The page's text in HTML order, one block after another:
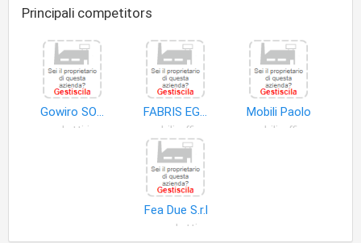
Principali competitors
Gowiro SOC. a R.L
FABRIS EGLE
Mobili Paolo
Fea Due S.r.l
prodotti